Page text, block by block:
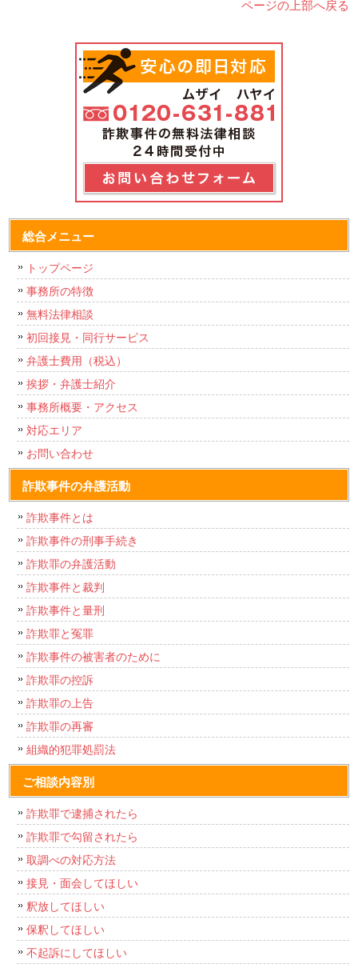
ページの上部へ戻る
総合メニュー
トップページ
事務所の特徴
無料法律相談
初回接見・同行サービス
弁護士費用（税込）
挨拶・弁護士紹介
事務所概要・アクセス
対応エリア
お問い合わせ
詐欺事件の弁護活動
詐欺事件とは
詐欺事件の刑事手続き
詐欺罪の弁護活動
詐欺事件と裁判
詐欺事件と量刑
詐欺罪と冤罪
詐欺事件の被害者のために
詐欺罪の控訴
詐欺罪の上告
詐欺罪の再審
組織的犯罪処罰法
ご相談内容別
詐欺罪で逮捕されたら
詐欺罪で勾留されたら
取調べの対応方法
接見・面会してほしい
釈放してほしい
保釈してほしい
不起訴にしてほしい